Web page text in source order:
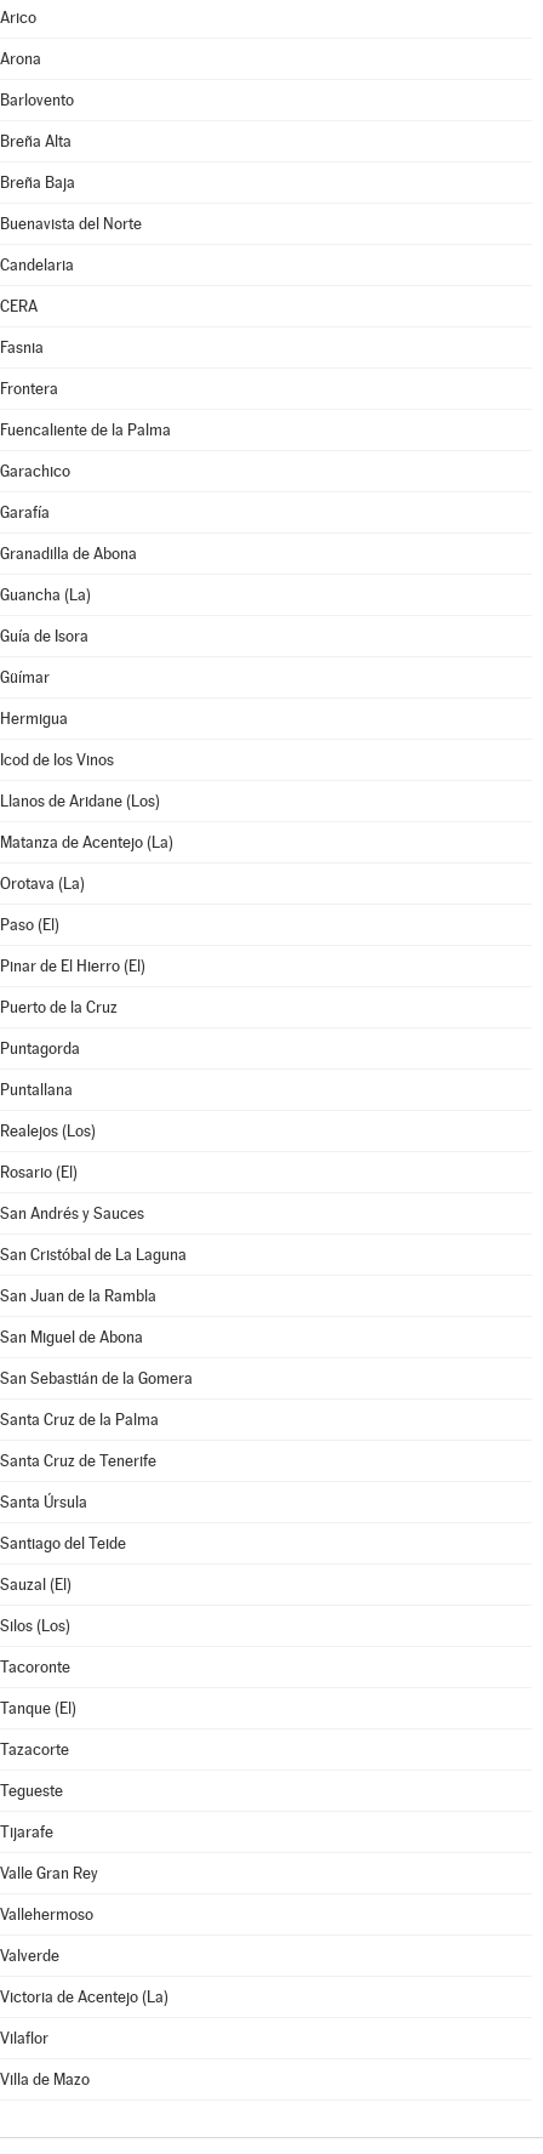
Arico
Arona
Barlovento
Breña Alta
Breña Baja
Buenavista del Norte
Candelaria
CERA
Fasnia
Frontera
Fuencaliente de la Palma
Garachico
Garafía
Granadilla de Abona
Guancha (La)
Guía de Isora
Güímar
Hermigua
Icod de los Vinos
Llanos de Aridane (Los)
Matanza de Acentejo (La)
Orotava (La)
Paso (El)
Pinar de El Hierro (El)
Puerto de la Cruz
Puntagorda
Puntallana
Realejos (Los)
Rosario (El)
San Andrés y Sauces
San Cristóbal de La Laguna
San Juan de la Rambla
San Miguel de Abona
San Sebastián de la Gomera
Santa Cruz de la Palma
Santa Cruz de Tenerife
Santa Úrsula
Santiago del Teide
Sauzal (El)
Silos (Los)
Tacoronte
Tanque (El)
Tazacorte
Tegueste
Tijarafe
Valle Gran Rey
Vallehermoso
Valverde
Victoria de Acentejo (La)
Vilaflor
Villa de Mazo